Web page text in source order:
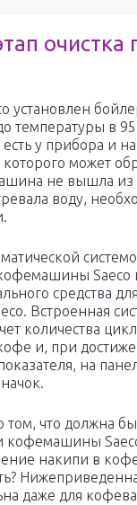
очистка
установлен
температуры в
есть у прибора и
может
не вышла из
воду,
Saeco
средства
Встроенная
количества
и, при
на
том, что должна
кофемашины
накипи в
даже для